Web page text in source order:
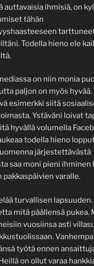
auttavaisia ihmisiä, on
tähän
Todella hieno ele
on niin monia
paljon on myös hyvää.
esimerkki siitä
Ystäväni loivat
hyvällä volumella
todella hieno
järjestettävästä
saa moni pieni ihminen
varalle.
turvallisen
mitä päällensä pukea.
vuosiinsa asti
työtä ennen
on ollut varaa